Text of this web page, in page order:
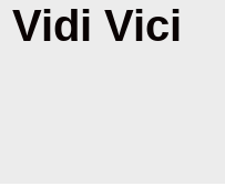
Vidi Vici